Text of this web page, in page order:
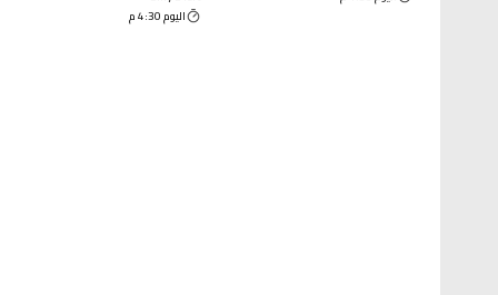
اليوم 4:30 م